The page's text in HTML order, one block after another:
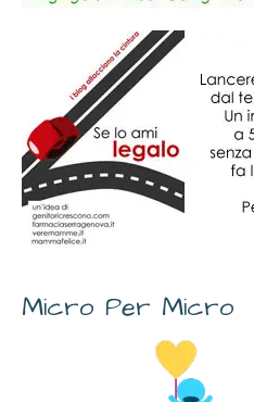
Micro Per Micro